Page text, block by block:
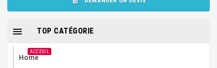
TOP CATÉGORIE

Home
ACCEUIL